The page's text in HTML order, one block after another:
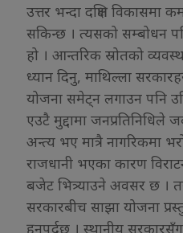
उत्तर भन्दा दक्षिण
सकिन्छ । त्यसको सम्बोधन
हो । आन्तरिक स्रोतको
ध्यान दिनु, माथिल्ला
योजना समेट्न लगाउन पनि
एउटै मुद्दामा जनप्रतिनिधिले
अन्त्य भए मात्रै नागरिकमा
राजधानी भएका कारण
बजेट भित्र्याउने अवसर छ ।
सरकारबीच साझा योजना
हुनुपर्दछ । स्थानीय